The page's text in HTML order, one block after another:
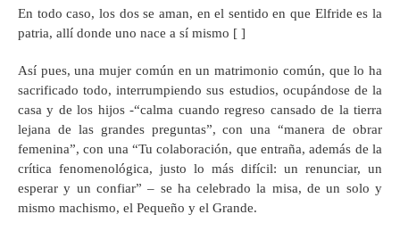
En todo caso, los dos se aman, en el sentido en que Elfride es la
patria, allí donde uno nace a sí mismo [ ]
Así pues, una mujer común en un matrimonio común, que lo ha
sacrificado todo, interrumpiendo sus estudios, ocupándose de la
casa y de los hijos -“calma cuando regreso cansado de la tierra
lejana de las grandes preguntas”, con una “manera de obrar
femenina”, con una “Tu colaboración, que entraña, además de la
crítica fenomenológica, justo lo más difícil: un renunciar, un
esperar y un confiar” – se ha celebrado la misa, de un solo y
mismo machismo, el Pequeño y el Grande.